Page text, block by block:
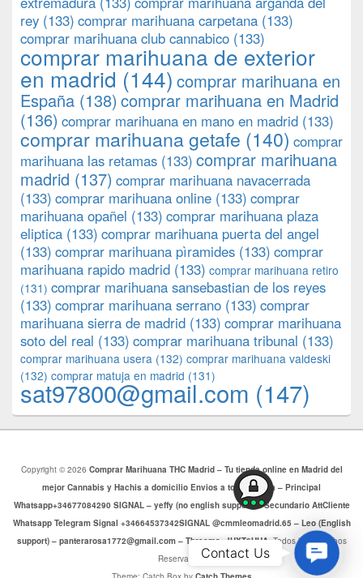
rey (133) comprar marihuana carpetana (133)
comprar marihuana club cannabico (133)
comprar marihuana de exterior
en madrid (144) comprar marihuana en
España (138) comprar marihuana en Madrid
(136) comprar marihuana en mano en madrid (133)
comprar marihuana getafe (140) comprar
marihuana las retamas (133) comprar marihuana
madrid (137) comprar marihuana navacerrada
(133) comprar marihuana online (133) comprar
marihuana opañel (133) comprar marihuana plaza
eliptica (133) comprar marihuana puerta del angel
(133) comprar marihuana pìramides (133) comprar
marihuana rapido madrid (133) comprar marihuana retiro
(131) comprar marihuana sansebastian de los reyes
(133) comprar marihuana serrano (133) comprar
marihuana sierra de madrid (133) comprar marihuana
soto del real (133) comprar marihuana tribunal (133)
comprar marihuana usera (132) comprar marihuana valdeski
(132) comprar matuja en madrid (131)
sat97800@gmail.com (147)
Copyright © 2026 Comprar Marihuana THC Madrid – Tu tienda online en Madrid del
mejor Cannabis y Hachis a domicilio Envios a toda Europa – Principal
Whatsapp+34677084290 SIGNAL – yeffy (no english support) – Secundario AttCliente
Whatsapp Telegram Signal +34664537342SIGNAL @cmmleomadrid.65 – Leo (English
support) – panterarosa1772@gmail.com – Threema: JHXT6HHA. Todos los Derechos
Reservados.
Us
Contact Us